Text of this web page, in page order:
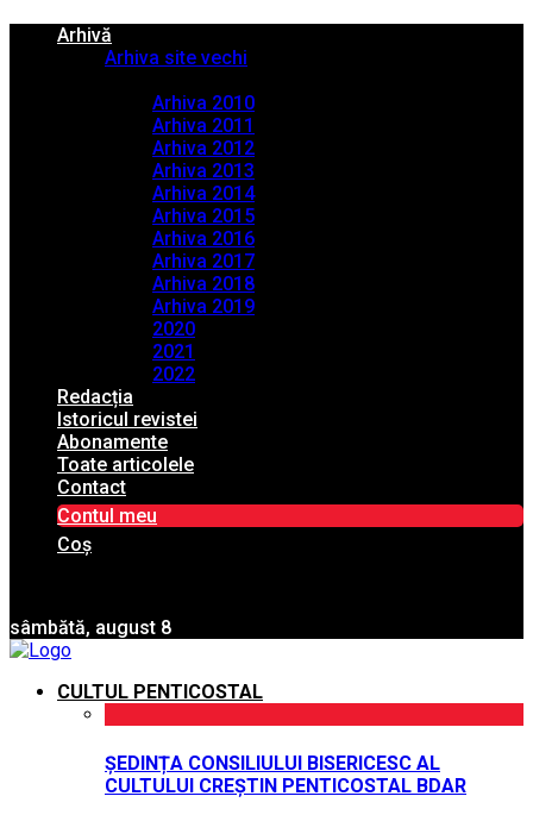
Arhivă
Arhiva site vechi
Arhiva 2010
Arhiva 2011
Arhiva 2012
Arhiva 2013
Arhiva 2014
Arhiva 2015
Arhiva 2016
Arhiva 2017
Arhiva 2018
Arhiva 2019
2020
2021
2022
Redacția
Istoricul revistei
Abonamente
Toate articolele
Contact
Contul meu
Coș
sâmbătă, august 8
CULTUL PENTICOSTAL
ȘEDINȚA CONSILIULUI BISERICESC AL
CULTULUI CREȘTIN PENTICOSTAL BDAR